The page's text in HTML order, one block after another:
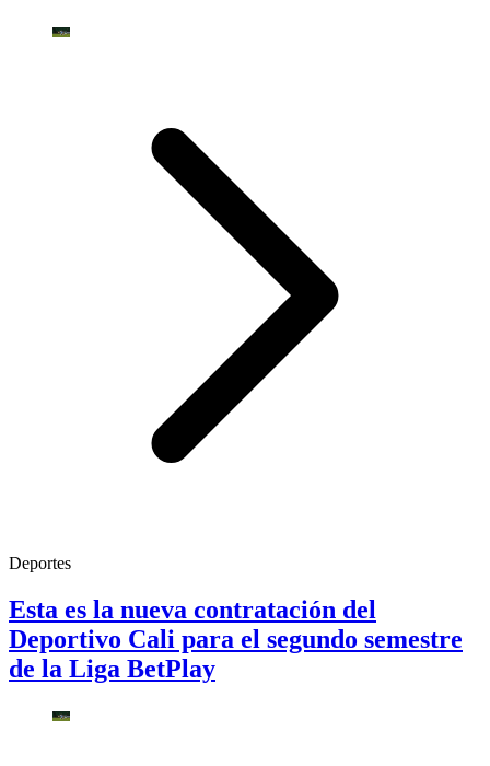
Deportes
Esta es la nueva contratación del
Deportivo Cali para el segundo semestre
de la Liga BetPlay